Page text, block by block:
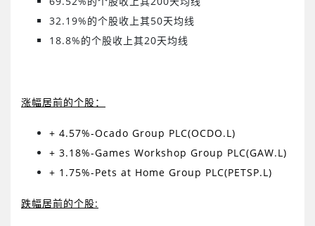
32.19%的个股收上其50天均线
18.8%的个股收上其20天均线
涨幅居前的个股：
+ 4.57%-Ocado Group PLC(OCDO.L)
+ 3.18%-Games Workshop Group PLC(GAW.L)
+ 1.75%-Pets at Home Group PLC(PETSP.L)
跌幅居前的个股: